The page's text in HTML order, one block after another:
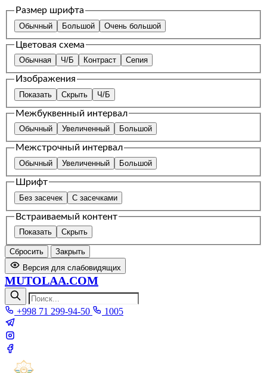
Размер шрифта
Обычный Большой Очень большой
Цветовая схема
Обычная Ч/Б Контраст Сепия
Изображения
Показать Скрыть Ч/Б
Межбуквенный интервал
Обычный Увеличенный Большой
Межстрочный интервал
Обычный Увеличенный Большой
Шрифт
Без засечек С засечками
Встраиваемый контент
Показать Скрыть
Сбросить
Закрыть
Версия для слабовидящих
MUTOLAA.COM
+998 71 299-94-50 1005